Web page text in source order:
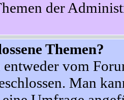
der
Themen?
vom
Man